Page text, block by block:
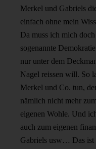
Merkel und Gabriels
einfach ohne mein
Da muss ich mich
sogenannte
nur unter dem
Nagel reissen will. So
Merkel und Co. tun,
nämlich nicht mehr
eigenen Wohle. Und
auch zum eigenen
Gabriels usw… Das ist